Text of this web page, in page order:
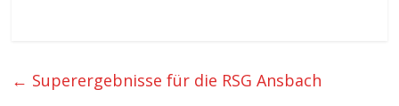
← Superergebnisse für die RSG Ansbach